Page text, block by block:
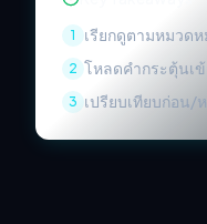
1 เรียกดูตามหมวด
2 โหลดคำกระตุ้นเ
3 เปรียบเทียบก่อน/